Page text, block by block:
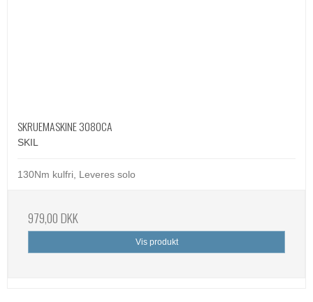
SKRUEMASKINE 3080CA
SKIL
130Nm kulfri, Leveres solo
979,00 DKK
Vis produkt